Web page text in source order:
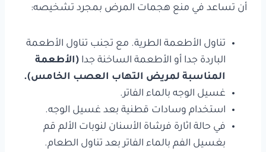
أن تساعد في منع هجمات المرض بمجرد تشخيصه:
تناول الأطعمة الطرية. مع تجنب تناول الأطعمة
الباردة جدا أو الأطعمة الساخنة جدا (الأطعمة
المناسبة لمريض التهاب العصب الخامس).
غسيل الوجه بالماء الفاتر.
استخدام وسادات قطنية بعد غسيل الوجه.
في حالة اثارة فرشاة الأسنان لنوبات الألم قم
بغسيل الفم بالماء الفاتر بعد تناول الطعام.